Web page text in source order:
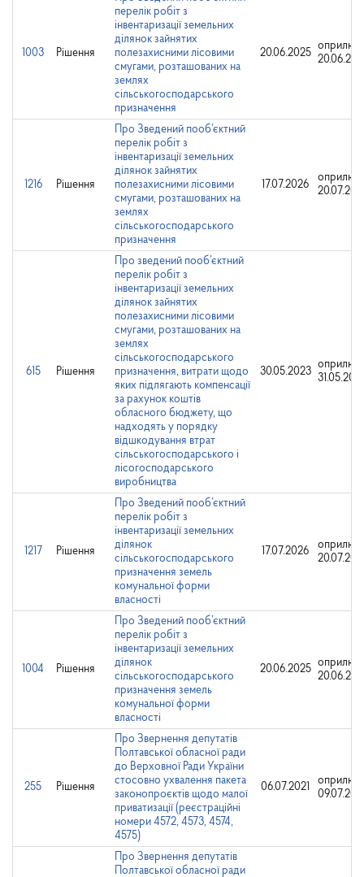
1003 Рішення
перелік робіт з
інвентаризації земельних
ділянок зайнятих
полезахисними лісовими
смугами, розташованих на
землях
сільськогосподарського
призначення
20.06.2025
1216 Рішення
Про Зведений пооб’єктний
перелік робіт з
інвентаризації земельних
ділянок зайнятих
полезахисними лісовими
смугами, розташованих на
землях
сільськогосподарського
призначення
17.07.2026
615 Рішення
Про зведений пооб’єктний
перелік робіт з
інвентаризації земельних
ділянок зайнятих
полезахисними лісовими
смугами, розташованих на
землях
сільськогосподарського
призначення, витрати щодо
яких підлягають компенсації
за рахунок коштів
обласного бюджету, що
надходять у порядку
відшкодування втрат
сільськогосподарського і
лісогосподарського
виробництва
30.05.2023
1217 Рішення
Про Зведений пооб’єктний
перелік робіт з
інвентаризації земельних
ділянок
сільськогосподарського
призначення земель
комунальної форми
власності
17.07.2026
1004 Рішення
Про Зведений пооб’єктний
перелік робіт з
інвентаризації земельних
ділянок
сільськогосподарського
призначення земель
комунальної форми
власності
20.06.2025
255 Рішення
Про Звернення депутатів
Полтавської обласної ради
до Верховної Ради України
стосовно ухвалення пакета
законопроєктів щодо малої
приватизації (реєстраційні
номери 4572, 4573, 4574,
4575)
06.07.2021
Про Звернення депутатів
Полтавської обласної ради